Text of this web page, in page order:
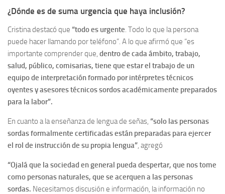
¿Dónde es de suma urgencia que haya inclusión?
Cristina destacó que “todo es urgente. Todo lo que la persona
puede hacer llamando por teléfono”. A lo que afirmó que “es
importante comprender que, dentro de cada ámbito, trabajo,
salud, público, comisarias, tiene que estar el trabajo de un
equipo de interpretación formado por intérpretes técnicos
oyentes y asesores técnicos sordos académicamente preparados
para la labor”.
En cuanto a la enseñanza de lengua de señas, “solo las personas
sordas formalmente certificadas están preparadas para ejercer
el rol de instrucción de su propia lengua”, agregó
“Ojalá que la sociedad en general pueda despertar, que nos tome
como personas naturales, que se acerquen a las personas
sordas. Necesitamos discusión e información, la información no